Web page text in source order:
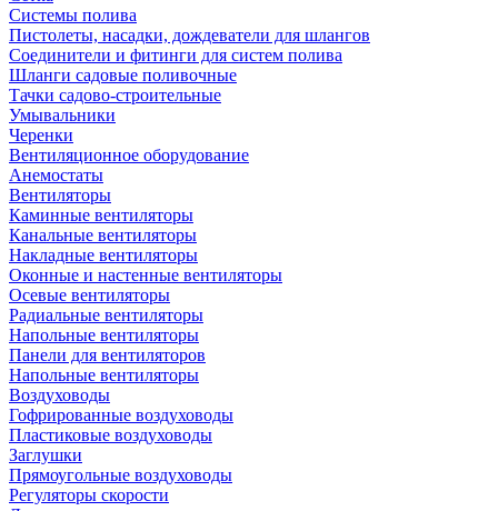
Системы полива
Пистолеты, насадки, дождеватели для шлангов
Соединители и фитинги для систем полива
Шланги садовые поливочные
Тачки садово-строительные
Умывальники
Черенки
Вентиляционное оборудование
Анемостаты
Вентиляторы
Каминные вентиляторы
Канальные вентиляторы
Накладные вентиляторы
Оконные и настенные вентиляторы
Осевые вентиляторы
Радиальные вентиляторы
Напольные вентиляторы
Панели для вентиляторов
Напольные вентиляторы
Воздуховоды
Гофрированные воздуховоды
Пластиковые воздуховоды
Заглушки
Прямоугольные воздуховоды
Регуляторы скорости